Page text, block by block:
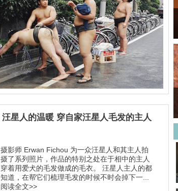
汪星人的温暖 穿自家汪星人毛发的主人
摄影师 Erwan Fichou 为一众汪星人和其主人拍
摄了系列照片，作品的特别之处在于相中的主人
穿着用爱犬的毛发做成的毛衣。 汪星人主人的都
知道，在帮它们梳理毛发的时候不时会掉下一...
阅读全文>>